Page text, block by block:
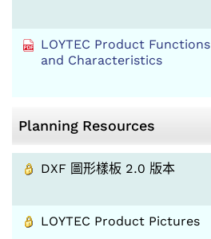
LOYTEC Product Functions
and Characteristics
Planning Resources
DXF 圖形樣板 2.0 版本
LOYTEC Product Pictures